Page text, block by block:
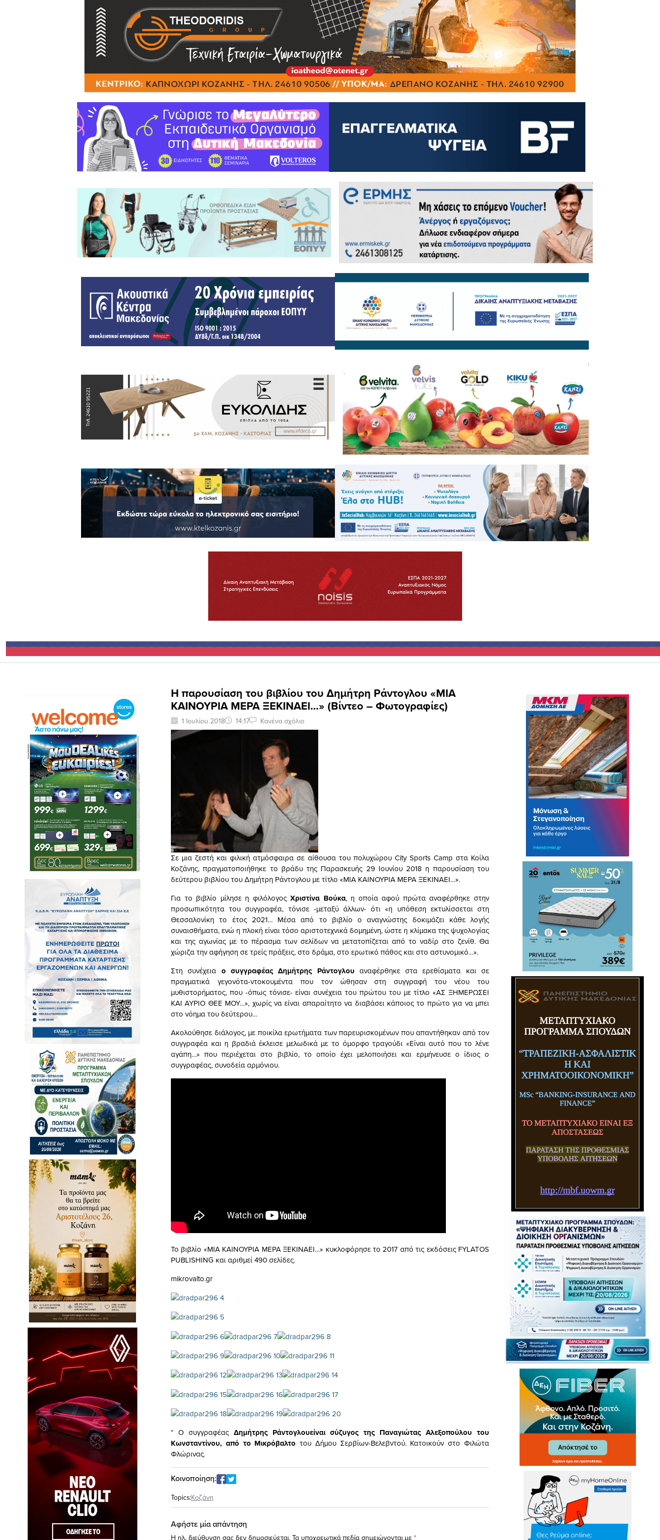
Η παρουσίαση του βιβλίου του Δημήτρη Ράντογλου «ΜΙΑ
ΚΑΙΝΟΥΡΙΑ ΜΕΡΑ ΞΕΚΙΝΑΕΙ…» (Bίντεο – Φωτογραφίες)
1 Ιουλίου 2018 14:17 Κανένα σχόλιο
Σε μια ζεστή και φιλική ατμόσφαιρα σε αίθουσα του πολυχώρου City Sports Camp στα Κοίλα
Κοζάνης, πραγματοποιήθηκε το βράδυ της Παρασκευής 29 Ιουνίου 2018 η παρουσίαση του
δεύτερου βιβλίου του Δημήτρη Ράντογλου με τίτλο «ΜΙΑ ΚΑΙΝΟΥΡΙΑ ΜΕΡΑ ΞΕΚΙΝΑΕΙ…».
Για το βιβλίο μίλησε η φιλόλογοςΧριστίνα Βούκα, η οποία αφού πρώτα αναφέρθηκε στην
προσωπικότητα του συγγραφέα, τόνισε -μεταξύ άλλων- ότι «η υπόθεση εκτυλίσσεται στη
Θεσσαλονίκη το έτος 2021… Μέσα από το βιβλίο ο αναγνώστης δοκιμάζει κάθε λογής
συναισθήματα, ενώ η πλοκή είναι τόσο αριστοτεχνικά δομημένη, ώστε η κλίμακα της ψυχολογίας
και της αγωνίας με το πέρασμα των σελίδων να μετατοπίζεται από το ναδίρ στο ζενίθ. Θα
χώριζα την αφήγηση σε τρείς πράξεις, στο δράμα, στο ερωτικό πάθος και στο αστυνομικό…».
Στη συνέχεια ο συγγραφέας Δημήτρης Ράντογλουαναφέρθηκε στα ερεθίσματα και σε
πραγματικά γεγονότα-ντοκουμέντα που τον ώθησαν στη συγγραφή του νέου του
μυθιστορήματος, που -όπως τόνισε- είναι συνέχεια του πρώτου του με τίτλο «ΑΣ ΞΗΜΕΡΩΣΕΙ
ΚΑΙ ΑΥΡΙΟ ΘΕΕ ΜΟΥ…», χωρίς να είναι απαραίτητο να διαβάσει κάποιος το πρώτο για να μπει
στο νόημα του δεύτερου…
Ακολούθησε διάλογος, με ποικίλα ερωτήματα των παρευρισκομένων που απαντήθηκαν από τον
συγγραφέα και η βραδιά έκλεισε μελωδικά με το όμορφο τραγούδι «Είναι αυτό που το λένε
αγάπη…» που περιέχεται στο βιβλίο, το οποίο έχει μελοποιήσει και ερμήνευσε ο ίδιος ο
συγγραφέας, συνοδεία αρμόνιου.
Το βιβλίο «ΜΙΑ ΚΑΙΝΟΥΡΙΑ ΜΕΡΑ ΞΕΚΙΝΑΕΙ…» κυκλοφόρησε το 2017 από τις εκδόσεις FYLATOS
PUBLISHING και αριθμεί 490 σελίδες.
mikrovalto.gr
* Ο συγγραφέας Δημήτρης Ράντογλουείναι σύζυγος της Παναγιώτας Αλεξοπούλου του
Κωνσταντίνου, από το Μικρόβαλτο του Δήμου Σερβίων-Βελεβντού. Κατοικούν στο Φιλώτα
Φλώρινας.
Κοινοποίηση:
Topics:Κοζάνη
Αφήστε μία απάντηση
Η ηλ. διεύθυνση σας δεν δημοσιεύεται. Τα υποχρεωτικά πεδία σημειώνονται με *